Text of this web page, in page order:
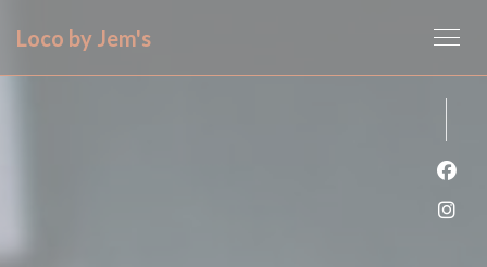
Loco by Jem's